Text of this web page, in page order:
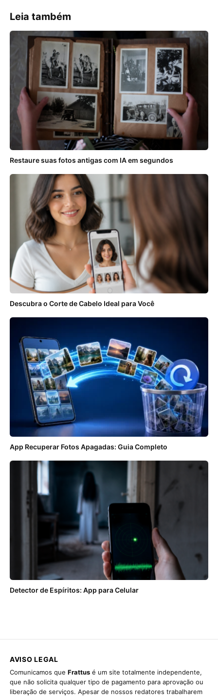
Leia também
Restaure suas fotos antigas com IA em segundos
Descubra o Corte de Cabelo Ideal para Você
App Recuperar Fotos Apagadas: Guia Completo
Detector de Espíritos: App para Celular
AVISO LEGAL
Comunicamos que Frattus é um site totalmente independente,
que não solicita qualquer tipo de pagamento para aprovação ou
liberação de serviços. Apesar de nossos redatores trabalharem